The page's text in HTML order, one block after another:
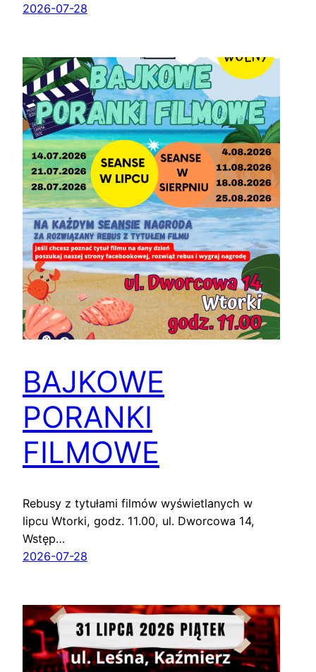
2026-07-28
BAJKOWE
PORANKI
FILMOWE
Rebusy z tytułami filmów wyświetlanych w
lipcu Wtorki, godz. 11.00, ul. Dworcowa 14,
Wstęp…
2026-07-28